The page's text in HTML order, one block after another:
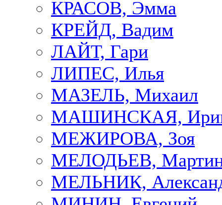
КРАСОВ, Эмма
КРЕЙД, Вадим
ЛАЙТ, Гари
ЛИПЕС, Илья
МАЗЕЛЬ, Михаил
МАШИНСКАЯ,
МЕЖИРОВА, Зоя
МЕЛОДЬЕВ,
МЕЛЬНИК,